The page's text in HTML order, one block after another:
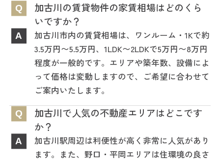
Q
加古川の賃貸物件の家賃相場はどのくら
いですか？
A
加古川市内の賃貸相場は、ワンルーム・1Kで約
3.5万円〜5.5万円、1LDK〜2LDKで5万円〜8万円
程度が一般的です。エリアや築年数、設備によ
って価格は変動しますので、ご希望に合わせて
ご案内いたします。
Q
加古川で人気の不動産エリアはどこです
か？
A
加古川駅周辺は利便性が高く非常に人気があり
ます。また、野口・平岡エリアは住環境の良さ